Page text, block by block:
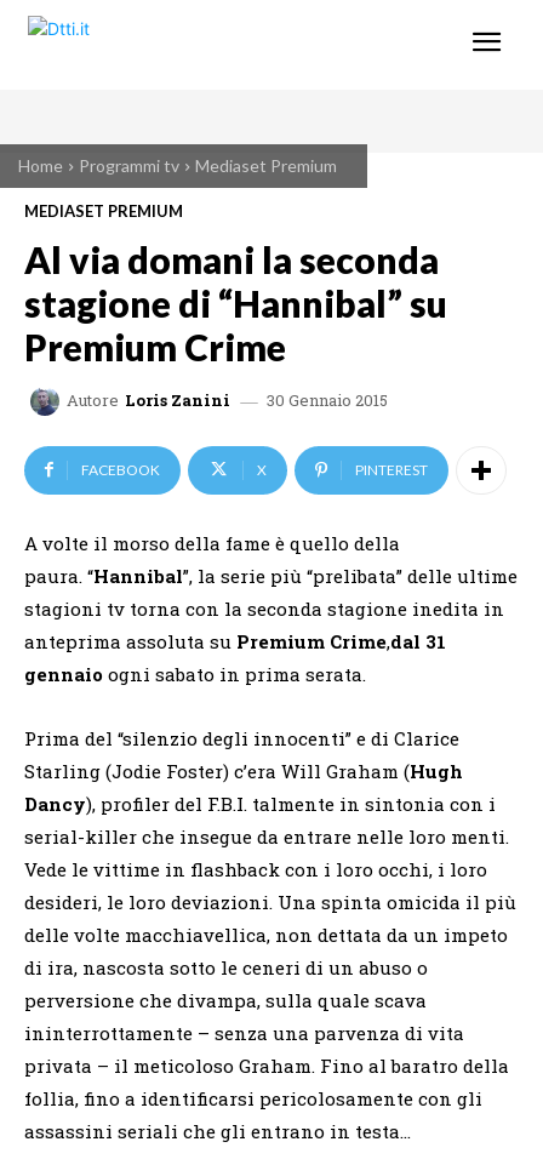
Home Programmi tv Mediaset Premium
MEDIASET PREMIUM
Al via domani la seconda
stagione di “Hannibal” su
Premium Crime
Autore Loris Zanini 30 Gennaio 2015
FACEBOOK X PINTEREST
A volte il morso della fame è quello della
paura. “Hannibal”, la serie più “prelibata” delle ultime
stagioni tv torna con la seconda stagione inedita in
anteprima assoluta su Premium Crime,dal 31
gennaio ogni sabato in prima serata.
Prima del “silenzio degli innocenti” e di Clarice
Starling (Jodie Foster) c’era Will Graham (Hugh
Dancy), profiler del F.B.I. talmente in sintonia con i
serial-killer che insegue da entrare nelle loro menti.
Vede le vittime in flashback con i loro occhi, i loro
desideri, le loro deviazioni. Una spinta omicida il più
delle volte macchiavellica, non dettata da un impeto
di ira, nascosta sotto le ceneri di un abuso o
perversione che divampa, sulla quale scava
ininterrottamente – senza una parvenza di vita
privata – il meticoloso Graham. Fino al baratro della
follia, fino a identificarsi pericolosamente con gli
assassini seriali che gli entrano in testa…